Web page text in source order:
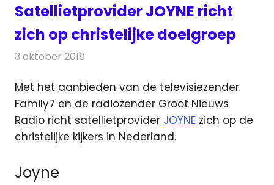
Satellietprovider JOYNE richt
zich op christelijke doelgroep
3 oktober 2018
Met het aanbieden van de televisiezender
Family7 en de radiozender Groot Nieuws
Radio richt satellietprovider JOYNE zich op de
christelijke kijkers in Nederland.
Joyne